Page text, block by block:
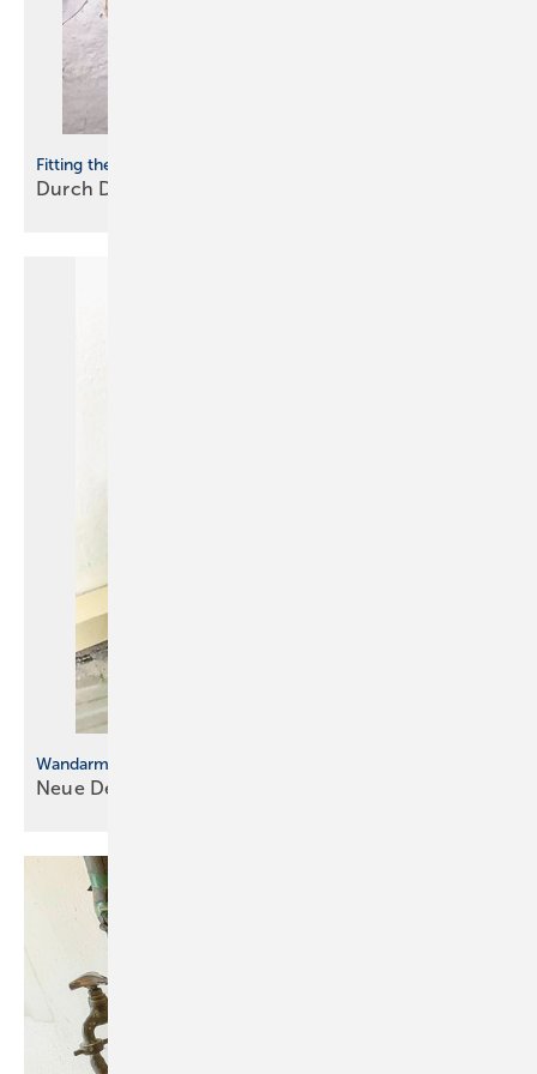
Fitting the Pipe
Durch Dick und
Wandarmatur mal anders
Neue Design-Studie